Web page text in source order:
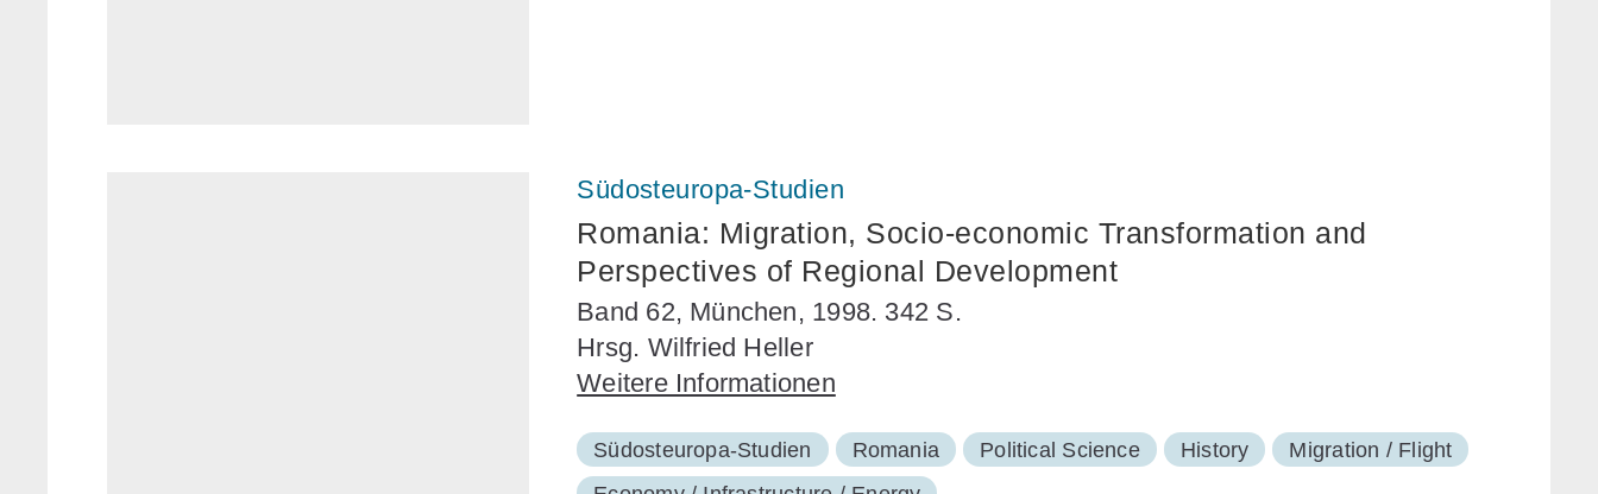
Südosteuropa-Studien
Romania: Migration, Socio-economic Transformation and
Perspectives of Regional Development
Band 62, München, 1998. 342 S.
Hrsg. Wilfried Heller
Weitere Informationen
Südosteuropa-Studien Romania Political Science History
Migration / Flight